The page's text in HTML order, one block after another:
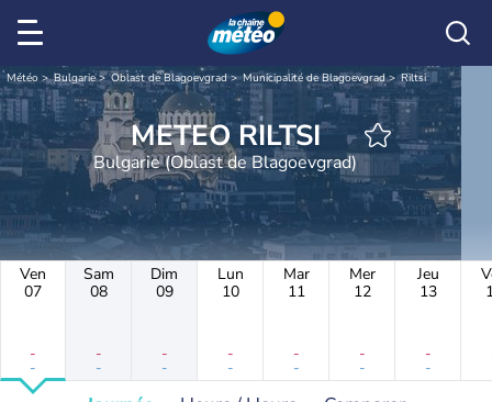
Météo Bulgarie Oblast de Blagoevgrad Municipalité de Blagoevgrad Riltsi
METEO RILTSI
Bulgarie (Oblast de Blagoevgrad)
Ven
07
-
-
Sam
08
-
-
Dim
09
-
-
Lun
10
-
-
Mar
11
-
-
Mer
12
-
-
Jeu
13
-
-